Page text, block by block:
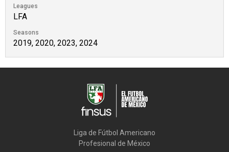
Leagues
LFA
Seasons
2019, 2020, 2023, 2024
Liga de Fútbol Americano
Profesional de México